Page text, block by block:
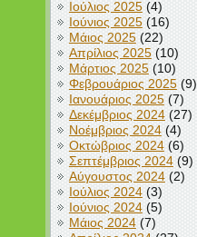
Ιούλιος 2025(4)
Ιούνιος 2025(16)
Μάιος 2025(22)
Απρίλιος 2025(10)
Μάρτιος 2025(10)
Φεβρουάριος 2025(9)
Ιανουάριος 2025(7)
Δεκέμβριος 2024(27)
Νοέμβριος 2024(4)
Οκτώβριος 2024(6)
Σεπτέμβριος 2024(9)
Αύγουστος 2024(2)
Ιούλιος 2024(3)
Ιούνιος 2024(5)
Μάιος 2024(7)